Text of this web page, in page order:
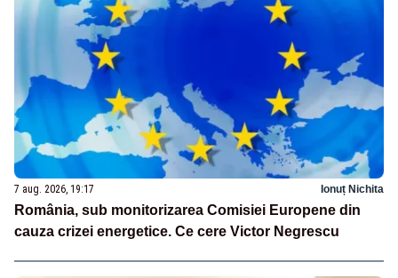
7 aug. 2026, 19:17 Ionuț Nichita
România, sub monitorizarea Comisiei Europene din
cauza crizei energetice. Ce cere Victor Negrescu